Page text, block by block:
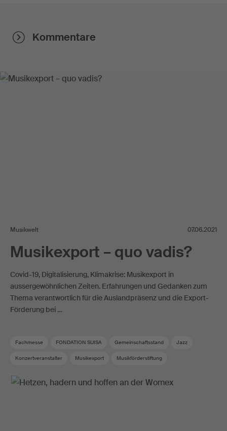
Kommentare
Musikwelt 07.06.2021
Musikexport – quo vadis?
Covid-19, Digitalisierung, Klimakrise: Musikexport in
aussergewöhnlichen Zeiten. Erfahrungen und Gedanken zum
Thema verantwortlich für die Auslandpräsenz und die Export-
Förderung bei …
Fachmesse FONDATION SUISA Gemeinschaftsstand Jazz
Konzertveranstalter Musikexport Musikförderstiftung